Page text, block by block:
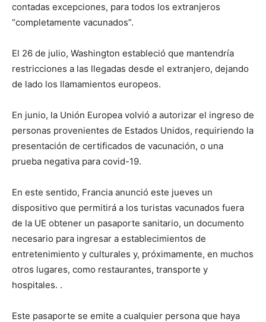
contadas excepciones, para todos los extranjeros
“completamente vacunados”.
El 26 de julio, Washington estableció que mantendría
restricciones a las llegadas desde el extranjero, dejando
de lado los llamamientos europeos.
En junio, la Unión Europea volvió a autorizar el ingreso de
personas provenientes de Estados Unidos, requiriendo la
presentación de certificados de vacunación, o una
prueba negativa para covid-19.
En este sentido, Francia anunció este jueves un
dispositivo que permitirá a los turistas vacunados fuera
de la UE obtener un pasaporte sanitario, un documento
necesario para ingresar a establecimientos de
entretenimiento y culturales y, próximamente, en muchos
otros lugares, como restaurantes, transporte y
hospitales. .
Este pasaporte se emite a cualquier persona que haya